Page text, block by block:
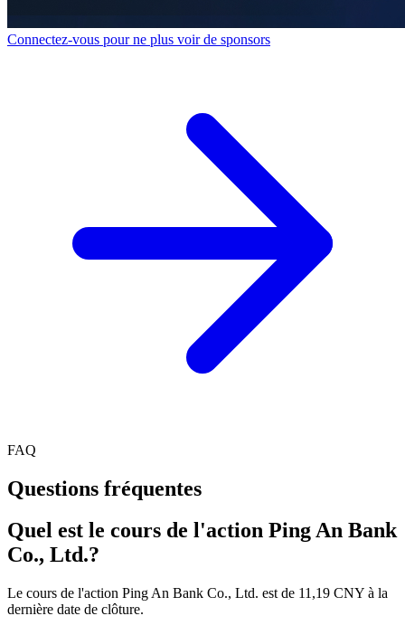
Connectez-vous pour ne plus voir de sponsors
FAQ
Questions fréquentes
Quel est le cours de l'action Ping An Bank
Co., Ltd.?
Le cours de l'action Ping An Bank Co., Ltd. est de 11,19 CNY à la
dernière date de clôture.